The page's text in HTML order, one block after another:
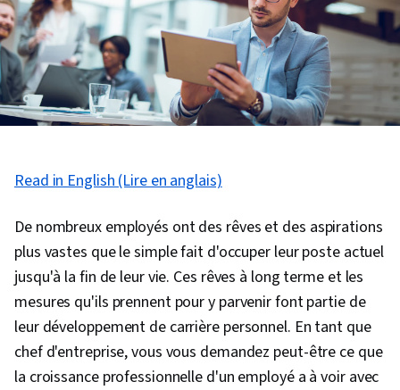
Read in English (Lire en anglais)
De nombreux employés ont des rêves et des aspirations
plus vastes que le simple fait d'occuper leur poste actuel
jusqu'à la fin de leur vie. Ces rêves à long terme et les
mesures qu'ils prennent pour y parvenir font partie de
leur développement de carrière personnel. En tant que
chef d'entreprise, vous vous demandez peut-être ce que
la croissance professionnelle d'un employé a à voir avec